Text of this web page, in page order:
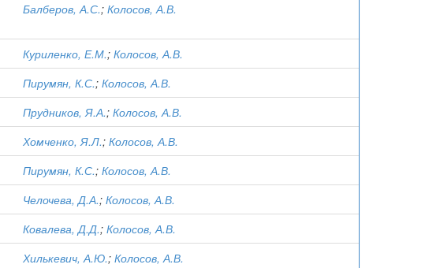
Балберов, А.С.; Колосов, А.В.
Куриленко, Е.М.; Колосов, А.В.
Пирумян, К.С.; Колосов, А.В.
Прудников, Я.А.; Колосов, А.В.
Хомченко, Я.Л.; Колосов, А.В.
Пирумян, К.С.; Колосов, А.В.
Челочева, Д.А.; Колосов, А.В.
Ковалева, Д.Д.; Колосов, А.В.
Хилькевич, А.Ю.; Колосов, А.В.